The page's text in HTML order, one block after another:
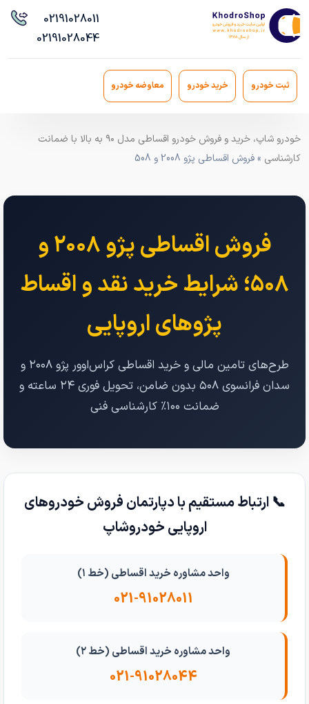
02191028011
02191028044
ثبت خودرو خرید خودرو معاوضه خودرو
خودرو شاپ، خرید و فروش خودرو اقساطی مدل ۹۰ به بالا با ضمانت
کارشناسی » فروش اقساطی پژو 2008 و 508
فروش اقساطی پژو ۲۰۰۸ و
۵۰۸؛ شرایط خرید نقد و اقساط
پژوهای اروپایی
طرح‌های تامین مالی و خرید اقساطی کراس‌اوور پژو ۲۰۰۸ و
سدان فرانسوی ۵۰۸ بدون ضامن، تحویل فوری ۲۴ ساعته و
ضمانت ۱۰۰٪ کارشناسی فنی
📞 ارتباط مستقیم با دپارتمان فروش خودروهای
اروپایی خودروشاپ
واحد مشاوره خرید اقساطی (خط ۱)
021-91028011
واحد مشاوره خرید اقساطی (خط ۲)
021-91028044